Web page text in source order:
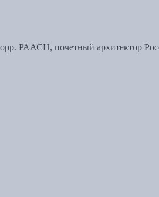
РААСН, почетный архитектор